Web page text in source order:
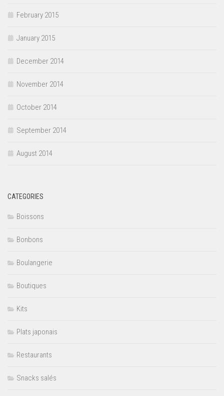
February 2015
January 2015
December 2014
November 2014
October 2014
September 2014
August 2014
CATEGORIES
Boissons
Bonbons
Boulangerie
Boutiques
Kits
Plats japonais
Restaurants
Snacks salés